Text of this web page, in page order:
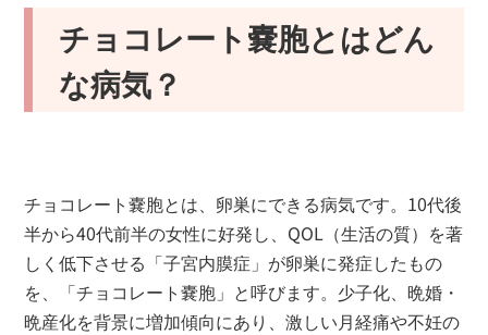
チョコレート嚢胞とはどん
な病気？
チョコレート嚢胞とは、卵巣にできる病気です。10代後
半から40代前半の女性に好発し、QOL（生活の質）を著
しく低下させる「子宮内膜症」が卵巣に発症したもの
を、「チョコレート嚢胞」と呼びます。少子化、晩婚・
晩産化を背景に増加傾向にあり、激しい月経痛や不妊の